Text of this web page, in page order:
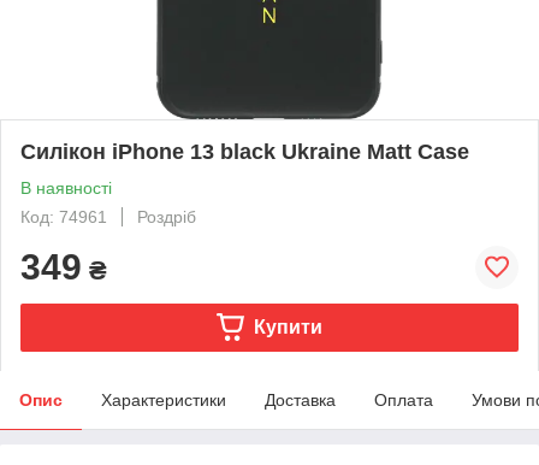
Силікон iPhone 13 black Ukraine Matt Case
В наявності
Код: 74961
Роздріб
349 ₴
Купити
Опис Характеристики Доставка Оплата Умови